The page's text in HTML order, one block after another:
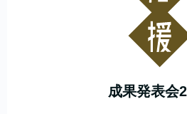
成果発表会